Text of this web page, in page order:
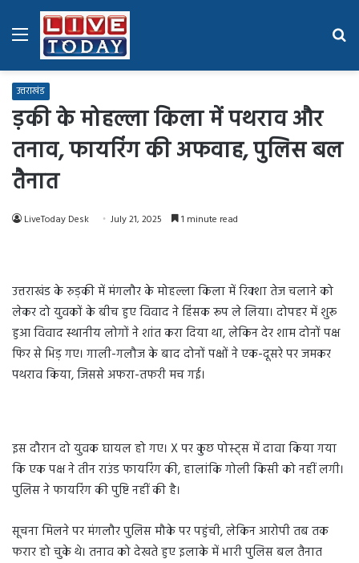
Menu
उत्तराखंड
ड़की के मोहल्ला किला में पथराव और
तनाव, फायरिंग की अफवाह, पुलिस बल
तैनात
LiveToday Desk July 21, 2025 1 minute read
उत्तराखंड के रुड़की में मंगलौर के मोहल्ला किला में रिक्शा तेज चलाने को
लेकर दो युवकों के बीच हुए विवाद ने हिंसक रूप ले लिया। दोपहर में शुरू
हुआ विवाद स्थानीय लोगों ने शांत करा दिया था, लेकिन देर शाम दोनों पक्ष
फिर से भिड़ गए। गाली-गलौज के बाद दोनों पक्षों ने एक-दूसरे पर जमकर
पथराव किया, जिससे अफरा-तफरी मच गई।
इस दौरान दो युवक घायल हो गए। X पर कुछ पोस्ट्स में दावा किया गया
कि एक पक्ष ने तीन राउंड फायरिंग की, हालांकि गोली किसी को नहीं लगी।
पुलिस ने फायरिंग की पुष्टि नहीं की है।
सूचना मिलने पर मंगलौर पुलिस मौके पर पहुंची, लेकिन आरोपी तब तक
फरार हो चुके थे। तनाव को देखते हुए इलाके में भारी पुलिस बल तैनात